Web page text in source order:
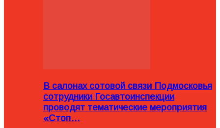
В салонах сотовой связи Подмосковья
сотрудники Госавтоинспекции
проводят тематические мероприятия
«Стоп…